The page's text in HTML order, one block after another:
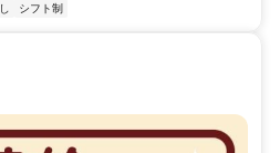
シフト制